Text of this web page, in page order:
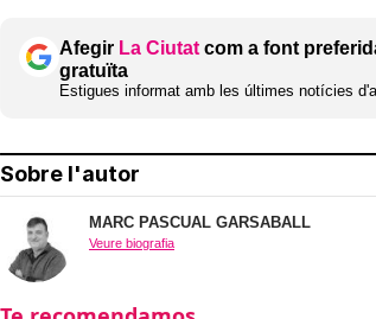
Afegir La Ciutat com a font
gratuïta
Estigues informat amb les últimes notícies
Sobre l'autor
MARC PASCUAL GARSABALL
Veure biografia